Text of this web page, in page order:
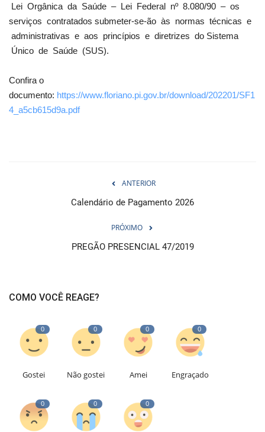
Lei Orgânica da Saúde – Lei Federal nº 8.080/90 – os
serviços contratados submeter-se-ão às normas técnicas e
administrativas e aos princípios e diretrizes do Sistema
Único de Saúde (SUS).
Confira o
documento: https://www.floriano.pi.gov.br/download/202201/SF1
4_a5cb615d9a.pdf
ANTERIOR
Calendário de Pagamento 2026
PRÓXIMO
PREGÃO PRESENCIAL 47/2019
COMO VOCÊ REAGE?
0
Gostei
0
Não gostei
0
Amei
0
Engraçado
0 0 0